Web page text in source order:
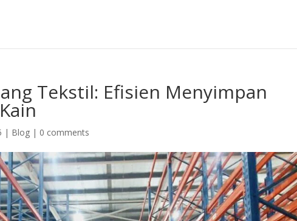
Tekstil: Efisien Menyimpan
| Blog | 0 comments